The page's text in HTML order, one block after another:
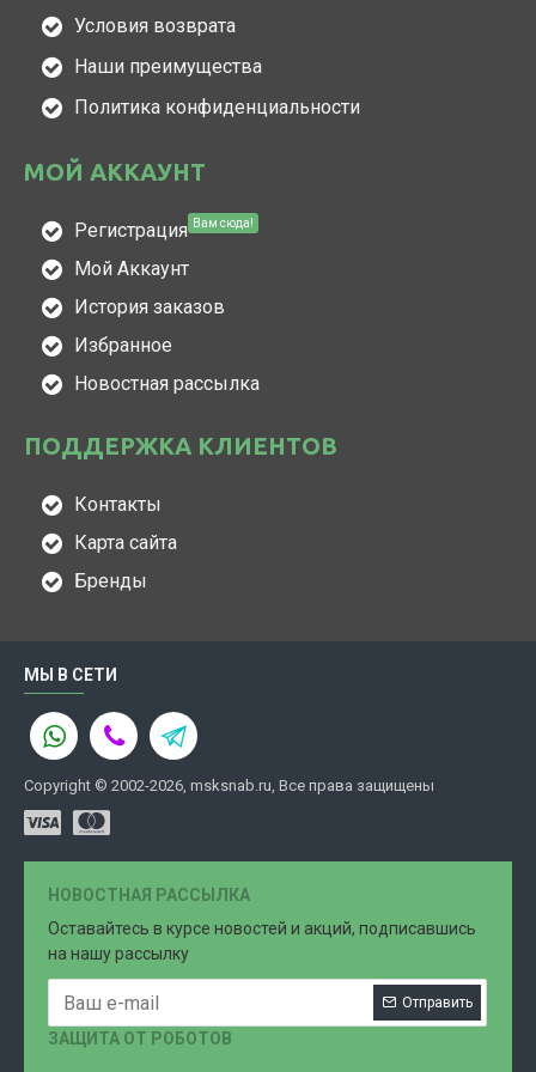
Условия возврата
Наши преимущества
Политика конфиденциальности
МОЙ АККАУНТ
Регистрация Вам сюда!
Мой Аккаунт
История заказов
Избранное
Новостная рассылка
ПОДДЕРЖКА КЛИЕНТОВ
Контакты
Карта сайта
Бренды
МЫ В СЕТИ
Copyright © 2002-2026, msksnab.ru, Все права защищены
НОВОСТНАЯ РАССЫЛКА
Оставайтесь в курсе новостей и акций, подписавшись
на нашу рассылку
Отправить
ЗАЩИТА ОТ РОБОТОВ